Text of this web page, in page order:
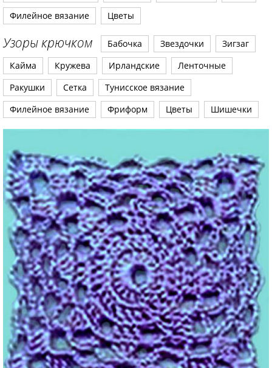
Филейное вязание
Цветы
Узоры крючком Бабочка Звездочки
Зигзаг
Кайма
Кружева Ирландские
Ленточные
Ракушки
Сетка
Тунисское вязание
Филейное вязание
Фриформ Цветы Шишечки